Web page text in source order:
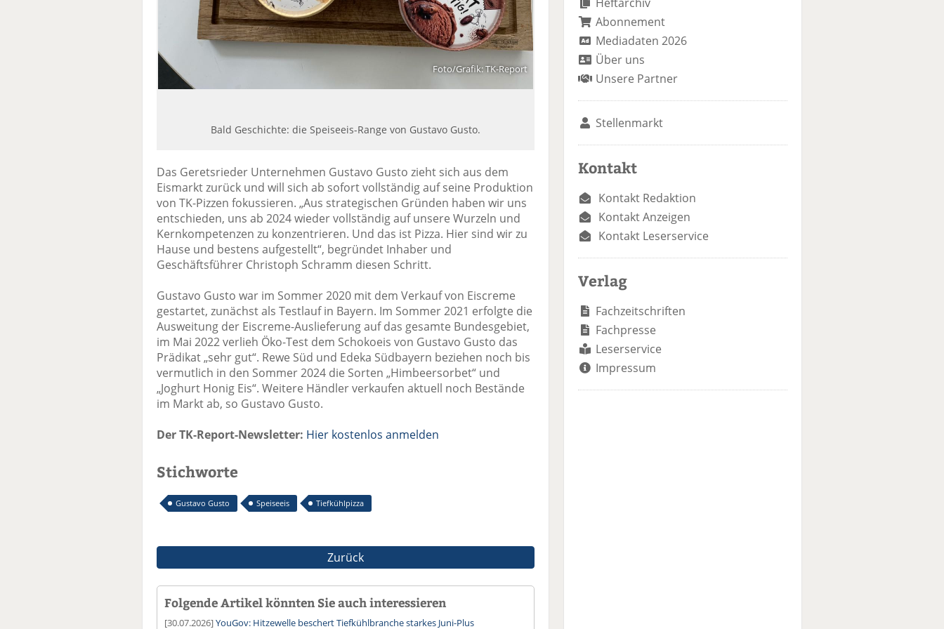
Foto/Grafik: TK-Report
Bald Geschichte: die Speiseeis-Range von Gustavo Gusto.
Das Geretsrieder Unternehmen Gustavo Gusto zieht sich aus dem
Eismarkt zurück und will sich ab sofort vollständig auf seine Produktion
von TK-Pizzen fokussieren. „Aus strategischen Gründen haben wir uns
entschieden, uns ab 2024 wieder vollständig auf unsere Wurzeln und
Kernkompetenzen zu konzentrieren. Und das ist Pizza. Hier sind wir zu
Hause und bestens aufgestellt“, begründet Inhaber und
Geschäftsführer Christoph Schramm diesen Schritt.
Gustavo Gusto war im Sommer 2020 mit dem Verkauf von Eiscreme
gestartet, zunächst als Testlauf in Bayern. Im Sommer 2021 erfolgte die
Ausweitung der Eiscreme-Auslieferung auf das gesamte Bundesgebiet,
im Mai 2022 verlieh Öko-Test dem Schokoeis von Gustavo Gusto das
Prädikat „sehr gut“. Rewe Süd und Edeka Südbayern beziehen noch bis
vermutlich in den Sommer 2024 die Sorten „Himbeersorbet“ und
„Joghurt Honig Eis“. Weitere Händler verkaufen aktuell noch Bestände
im Markt ab, so Gustavo Gusto.
Der TK-Report-Newsletter: Hier kostenlos anmelden
Stichworte
Gustavo Gusto Speiseeis Tiefkühlpizza
Zurück
Folgende Artikel könnten Sie auch interessieren
[30.07.2026]YouGov: Hitzewelle beschert Tiefkühlbranche starkes Juni-Plus
Abonnement
Mediadaten 2026
Über uns
Unsere Partner
Stellenmarkt
Kontakt
Kontakt Redaktion
Kontakt Anzeigen
Kontakt Leserservice
Verlag
Fachzeitschriften
Fachpresse
Leserservice
Impressum